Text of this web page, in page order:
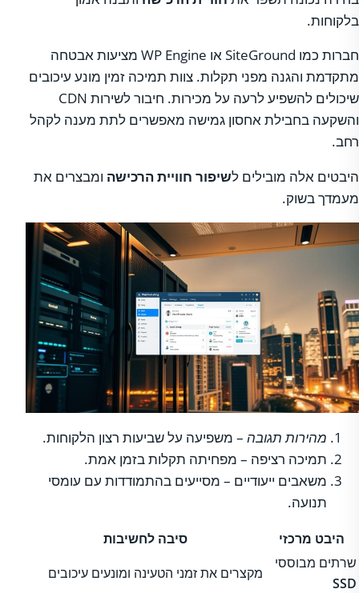
בלקוחות.
חברות כמו SiteGround או WP Engine מציעות אבטחה
מתקדמת והגנה מפני תקלות. צוות תמיכה זמין מונע עיכובים
שיכולים להשפיע לרעה על מכירות. חיבור לשירות CDN
והשקעה בחבילת אחסון גמישה מאפשרים לתת מענה לקהל
רחב.
היבטים אלה מובילים לשיפור חוויית הרכישה ומבצרים את
מעמדך בשוק.
מהירות תגובה – משפיעה על שביעות רצון הלקוחות.
תמיכה רציפה – מפחיתה תקלות בזמן אמת.
משאבים ייעודיים – מסייעים בהתמודדות עם עומסי
תנועה.
היבט מרכזי
סיבה לחשיבות
שרתים מבוססי
SSD
מקצרים את זמני הטעינה ומונעים עיכובים